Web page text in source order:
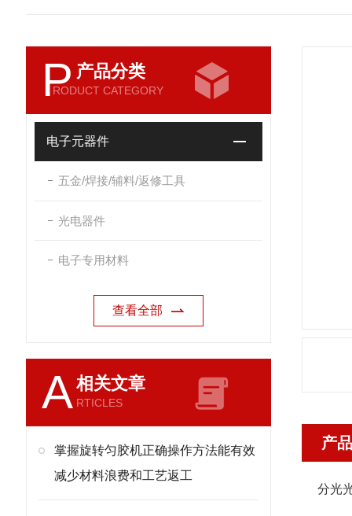
P 产品分类
RODUCT CATEGORY
电子元器件
五金/焊接/辅料/返修工具
光电器件
电子专用材料
查看全部
A相关文章
RTICLES
掌握旋转匀胶机正确操作方法能有效
减少材料浪费和工艺返工
产
分光